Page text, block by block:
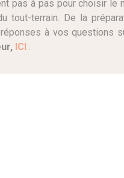
pas à pas pour choisir le
tout-terrain. De la
à vos questions
ICI .